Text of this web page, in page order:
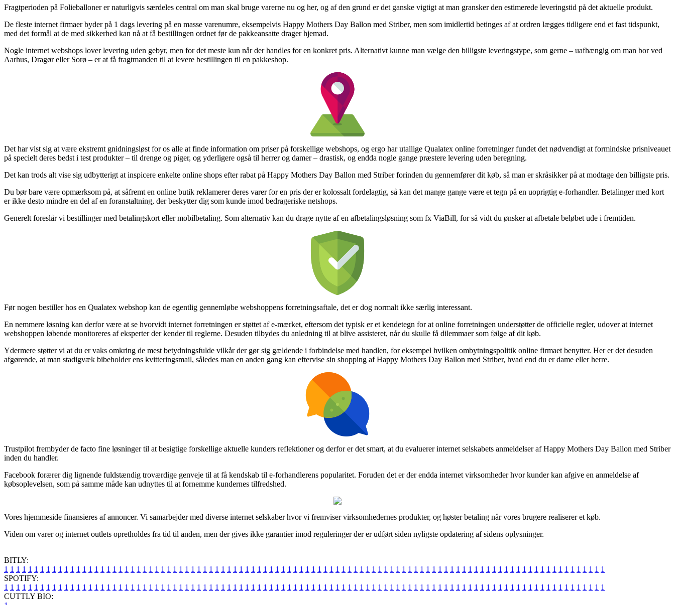
Fragtperioden på Folieballoner er naturligvis særdeles central om man skal bruge varerne nu og her, og af den grund er det ganske vigtigt at man gransker den estimerede leveringstid på det aktuelle produkt.
De fleste internet firmaer byder på 1 dags levering på en masse varenumre, eksempelvis Happy Mothers Day Ballon med Striber, men som imidlertid betinges af at ordren lægges tidligere end et fast tidspunkt,
med det formål at de med sikkerhed kan nå at få bestillingen ordnet før de pakkeansatte drager hjemad.
Nogle internet webshops lover levering uden gebyr, men for det meste kun når der handles for en konkret pris. Alternativt kunne man vælge den billigste leveringstype, som gerne – uafhængig om man bor ved
Aarhus, Dragør eller Sorø – er at få fragtmanden til at levere bestillingen til en pakkeshop.
Det har vist sig at være ekstremt gnidningsløst for os alle at finde information om priser på forskellige webshops, og ergo har utallige Qualatex online forretninger fundet det nødvendigt at formindske prisniveauet
på specielt deres bedst i test produkter – til drenge og piger, og yderligere også til herrer og damer – drastisk, og endda nogle gange præstere levering uden beregning.
Det kan trods alt vise sig udbytterigt at inspicere enkelte online shops efter rabat på Happy Mothers Day Ballon med Striber forinden du gennemfører dit køb, så man er skråsikker på at modtage den billigste pris.
Du bør bare være opmærksom på, at såfremt en online butik reklamerer deres varer for en pris der er kolossalt fordelagtig, så kan det mange gange være et tegn på en uoprigtig e-forhandler. Betalinger med kort
er ikke desto mindre en del af en foranstaltning, der beskytter dig som kunde imod bedrageriske netshops.
Generelt foreslår vi bestillinger med betalingskort eller mobilbetaling. Som alternativ kan du drage nytte af en afbetalingsløsning som fx ViaBill, for så vidt du ønsker at afbetale beløbet ude i fremtiden.
Før nogen bestiller hos en Qualatex webshop kan de egentlig gennemløbe webshoppens forretningsaftale, det er dog normalt ikke særlig interessant.
En nemmere løsning kan derfor være at se hvorvidt internet forretningen er støttet af e-mærket, eftersom det typisk er et kendetegn for at online forretningen understøtter de officielle regler, udover at internet
webshoppen løbende monitoreres af eksperter der kender til reglerne. Desuden tilbydes du anledning til at blive assisteret, når du skulle få dilemmaer som følge af dit køb.
Ydermere støtter vi at du er vaks omkring de mest betydningsfulde vilkår der gør sig gældende i forbindelse med handlen, for eksempel hvilken ombytningspolitik online firmaet benytter. Her er det desuden
afgørende, at man stadigvæk bibeholder ens kvitteringsmail, således man en anden gang kan eftervise sin shopping af Happy Mothers Day Ballon med Striber, hvad end du er dame eller herre.
Trustpilot frembyder de facto fine løsninger til at besigtige forskellige aktuelle kunders reflektioner og derfor er det smart, at du evaluerer internet selskabets anmeldelser af Happy Mothers Day Ballon med Striber
inden du handler.
Facebook forærer dig lignende fuldstændig troværdige genveje til at få kendskab til e-forhandlerens popularitet. Foruden det er der endda internet virksomheder hvor kunder kan afgive en anmeldelse af
købsoplevelsen, som på samme måde kan udnyttes til at fornemme kundernes tilfredshed.
Vores hjemmeside finansieres af annoncer. Vi samarbejder med diverse internet selskaber hvor vi fremviser virksomhedernes produkter, og høster betaling når vores brugere realiserer et køb.
Viden om varer og internet outlets opretholdes fra tid til anden, men der gives ikke garantier imod reguleringer der er udført siden nyligste opdatering af sidens oplysninger.
BITLY:
1 1 1 1 1 1 1 1 1 1 1 1 1 1 1 1 1 1 1 1 1 1 1 1 1 1 1 1 1 1 1 1 1 1 1 1 1 1 1 1 1 1 1 1 1 1 1 1 1 1 1 1 1 1 1 1 1 1 1 1 1 1 1 1 1 1 1 1 1 1 1 1 1 1 1 1 1 1 1 1 1 1 1 1 1 1 1 1 1 1 1 1 1 1 1 1 1 1 1 1
SPOTIFY:
1 1 1 1 1 1 1 1 1 1 1 1 1 1 1 1 1 1 1 1 1 1 1 1 1 1 1 1 1 1 1 1 1 1 1 1 1 1 1 1 1 1 1 1 1 1 1 1 1 1 1 1 1 1 1 1 1 1 1 1 1 1 1 1 1 1 1 1 1 1 1 1 1 1 1 1 1 1 1 1 1 1 1 1 1 1 1 1 1 1 1 1 1 1 1 1 1 1 1 1
CUTTLY BIO: